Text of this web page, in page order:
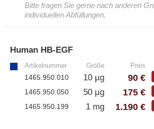
Bitte fragen Sie gerne nach anderen
individuellen Abfüllungen.
Human HB-EGF
Artikelnummer Größe Preis
1465.950.010 10 µg 90 €
1465.950.050 50 µg 175 €
1465.950.199 1 mg 1.190 €